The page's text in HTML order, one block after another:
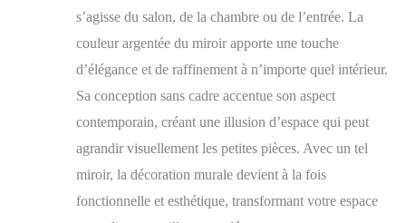
miroirs muraux
décoratifs Artloge, il
distorsion de réflexion
généralement trouvée
dans les miroirs bas de
gamme, les bords lisses
du miroir sont polis à
la main, non seulement
sécurité mais aussi
s’agisse du salon, de la chambre ou de l’entrée. La
couleur argentée du miroir apporte une touche
d’élégance et de raffinement à n’importe quel intérieur.
Sa conception sans cadre accentue son aspect
contemporain, créant une illusion d’espace qui peut
agrandir visuellement les petites pièces. Avec un tel
miroir, la décoration murale devient à la fois
fonctionnelle et esthétique, transformant votre espace